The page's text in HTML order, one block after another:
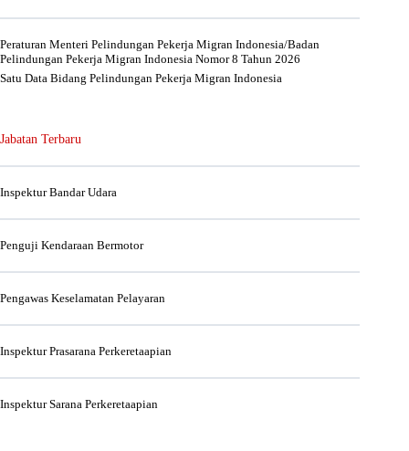
Peraturan Menteri Pelindungan Pekerja Migran Indonesia/Badan
Pelindungan Pekerja Migran Indonesia Nomor 8 Tahun 2026
Satu Data Bidang Pelindungan Pekerja Migran Indonesia
Jabatan Terbaru
Inspektur Bandar Udara
Penguji Kendaraan Bermotor
Pengawas Keselamatan Pelayaran
Inspektur Prasarana Perkeretaapian
Inspektur Sarana Perkeretaapian